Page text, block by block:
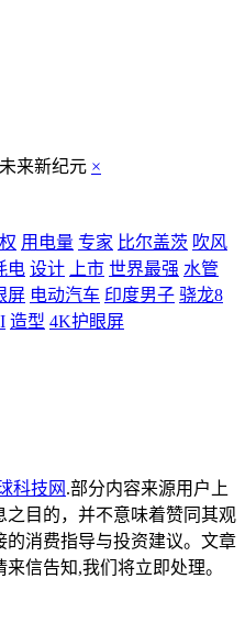
×
用电量 专家 比尔盖茨 吹风
电 设计 上市 世界最强 水管
屏 电动汽车 印度男子 骁龙8
造型 4K护眼屏
科技网 .部分内容来源用户上
目的，并不意味着赞同其观
的消费指导与投资建议。文章
信告知,我们将立即处理。